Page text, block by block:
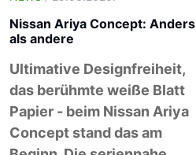
Nissan Ariya Concept: Anders
als andere
Ultimative Designfreiheit,
das berühmte weiße Blatt
Papier - beim Nissan Ariya
Concept stand das am